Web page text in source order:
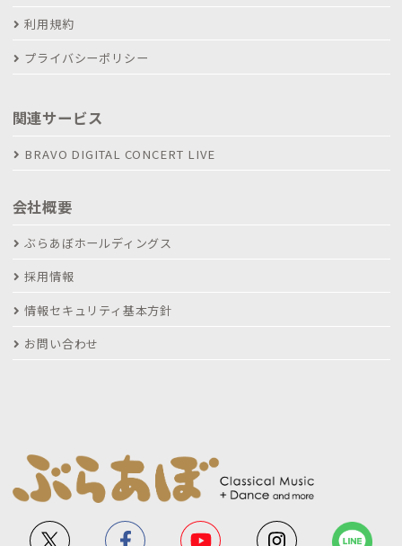
利用規約
プライバシーポリシー
関連サービス
BRAVO DIGITAL CONCERT LIVE
会社概要
ぶらあぼホールディングス
採用情報
情報セキュリティ基本方針
お問い合わせ